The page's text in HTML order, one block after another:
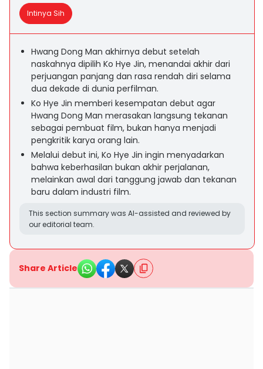
Intinya Sih
Hwang Dong Man akhirnya debut setelah
naskahnya dipilih Ko Hye Jin, menandai akhir dari
perjuangan panjang dan rasa rendah diri selama
dua dekade di dunia perfilman.
Ko Hye Jin memberi kesempatan debut agar
Hwang Dong Man merasakan langsung tekanan
sebagai pembuat film, bukan hanya menjadi
pengkritik karya orang lain.
Melalui debut ini, Ko Hye Jin ingin menyadarkan
bahwa keberhasilan bukan akhir perjalanan,
melainkan awal dari tanggung jawab dan tekanan
baru dalam industri film.
This section summary was AI-assisted and reviewed by
our editorial team.
Share Article